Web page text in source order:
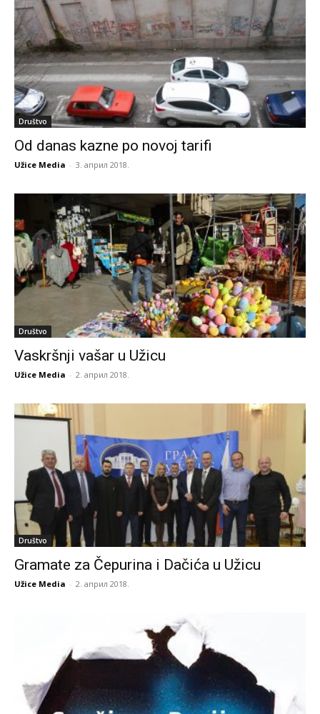
Društvo
Od danas kazne po novoj tarifi
Užice Media - 3. април 2018.
Društvo
Vaskršnji vašar u Užicu
Užice Media - 2. април 2018.
Društvo
Gramate za Čepurina i Dačića u Užicu
Užice Media - 2. април 2018.